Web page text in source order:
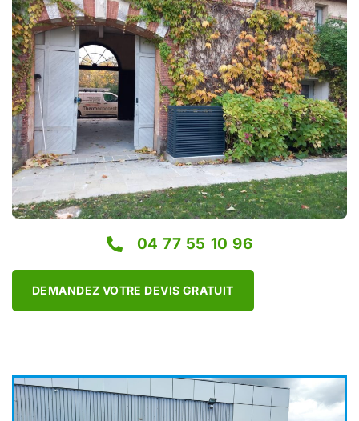
04 77 55 10 96
DEMANDEZ VOTRE DEVIS GRATUIT